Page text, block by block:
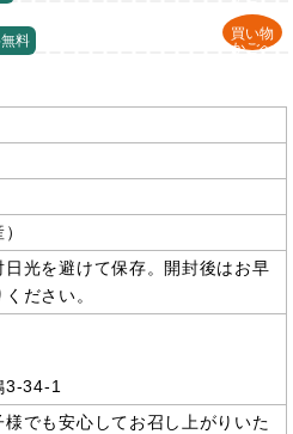
買い物
かごへ
料
光を避けて保存。開封後はお早
ださい。
3-34-1
でも安心してお召し上がりいた